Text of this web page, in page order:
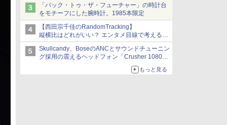
「バック・トゥ・ザ・フューチャー」の時計台
をモチーフにした腕時計。1985本限定
【西田宗千佳のRandomTracking】
縦横比はどれがいい？ エンタメ目線で考える、
サムスン新「Galaxy Z Fold」
Skullcandy、BoseのANCとサウンドチューニン
グ採用の震えるヘッドフォン「Crusher 1080
もっと見る